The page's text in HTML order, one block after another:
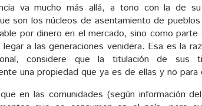
va mucho más allá, a tono con la de
son los núcleos de asentamiento de
por dinero en el mercado, sino como
a las generaciones venidera. Esa es la
considere que la titulación de sus
una propiedad que ya es de ellas y no
en las comunidades (según información